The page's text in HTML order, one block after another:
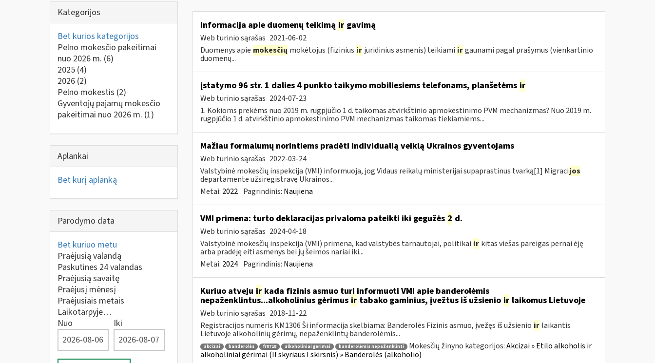
Kategorijos
Bet kurios kategorijos
Pelno mokesčio pakeitimai
nuo 2026 m. (6)
2025 (4)
2026 (2)
Pelno mokestis (2)
Gyventojų pajamų mokesčio
pakeitimai nuo 2026 m. (1)
Aplankai
Bet kurį aplanką
Parodymo data
Bet kuriuo metu
Praėjusią valandą
Paskutines 24 valandas
Praėjusią savaitę
Praėjusį mėnesį
Praėjusiais metais
Laikotarpyje…
Nuo
Iki
Informacija apie duomenų teikimą irgavimą
Web turinio sąrašas 2021-06-02
Duomenys apie mokesčių mokėtojus (fizinius ir juridinius asmenis) teikiami ir gaunami pagal prašymus (vienkartinio
duomenų...
įstatymo 96 str. 1 dalies 4 punkto taikymo mobiliesiems telefonams, planšetėms ir
Web turinio sąrašas 2024-07-23
1. Kokioms prekėms nuo 2019 m. rugpjūčio 1 d. taikomas atvirkštinio apmokestinimo PVM mechanizmas? Nuo 2019 m.
rugpjūčio 1 d. atvirkštinio apmokestinimo PVM mechanizmas taikomas tiekiamiems...
Mažiau formalumų norintiems pradėti individualią veiklą Ukrainos gyventojams
Web turinio sąrašas 2022-03-24
Valstybinė mokesčių inspekcija (VMI) informuoja, jog Vidaus reikalų ministerijai supaprastinus tvarką[1] Migracijos
departamente užsiregistravę Ukrainos...
Metai: 2022 Pagrindinis: Naujiena
VMI primena: turto deklaracijas privaloma pateikti iki gegužės 2 d.
Web turinio sąrašas 2024-04-18
Valstybinė mokesčių inspekcija (VMI) primena, kad valstybės tarnautojai, politikai ir kitas viešas pareigas pernai ėję
arba pradėję eiti asmenys bei jų šeimos nariai iki...
Metai: 2024 Pagrindinis: Naujiena
Kuriuo atveju irkada fizinis asmuo turi informuoti VMI apie banderolėmis
nepaženklintus...alkoholinius gėrimus irtabako gaminius, įvežtus iš užsienio irlaikomus Lietuvoje
Web turinio sąrašas 2018-11-22
Registracijos numeris KM1306 Ši informacija skelbiama: Banderolės Fizinis asmuo, įvežęs iš užsienio ir laikantis
Lietuvoje alkoholinių gėrimų, nepaženklintų banderolėmis...
akcizai banderolės fr0718 alkoholiniai gėrimai banderolėmis nepaženklinti Mokesčių žinyno kategorijos:Akcizai » Etilo alkoholis ir
alkoholiniai gėrimai (II skyriaus I skirsnis) » Banderolės (alkoholio)